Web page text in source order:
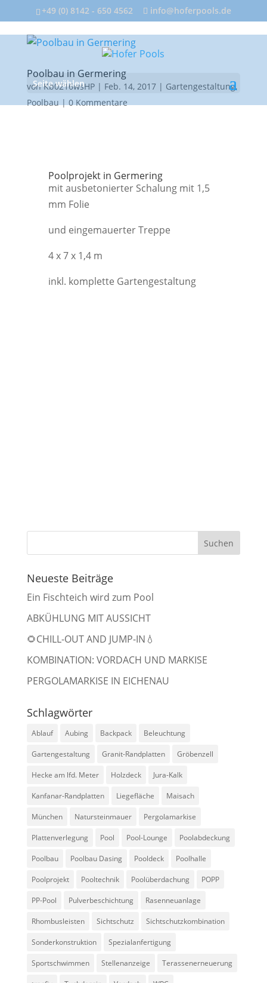
+49 (0) 8142 - 650 4562 info@hoferpools.de
Seite wählen
Poolbau in Germering
vonKb0216wsHP| Feb. 14, 2017| Gartengestaltung,
Poolbau|0 Kommentare
Poolprojekt in Germering
mit ausbetonierter Schalung mit 1,5
mm Folie
und eingemauerter Treppe
4 x 7 x 1,4 m
inkl. komplette Gartengestaltung
Neueste Beiträge
Ein Fischteich wird zum Pool
ABKÜHLUNG MIT AUSSICHT
🌻CHILL-OUT AND JUMP-IN💧
KOMBINATION: VORDACH UND MARKISE
PERGOLAMARKISE IN EICHENAU
Schlagwörter
Ablauf Aubing Backpack Beleuchtung
Gartengestaltung Granit-Randplatten Gröbenzell
Hecke am lfd. Meter Holzdeck Jura-Kalk
Kanfanar-Randplatten Liegefläche Maisach
München Natursteinmauer Pergolamarkise
Plattenverlegung Pool Pool-Lounge Poolabdeckung
Poolbau Poolbau Dasing Pooldeck Poolhalle
Poolprojekt Pooltechnik Poolüberdachung POPP
PP-Pool Pulverbeschichtung Rasenneuanlage
Rhombusleisten Sichtschutz Sichtschutzkombination
Sonderkonstruktion Spezialanfertigung
Sportschwimmen Stellenanzeige Terassenerneuerung